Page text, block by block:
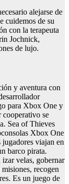
alejarse de
cuidemos de su
con la terapeuta
Jochnick,
de lujo.
y aventura con
para Xbox One y
se
Sea of Thieves
Xbox One
viajan en
barco pirata.
velas, gobernar
recogen
Es un juego de